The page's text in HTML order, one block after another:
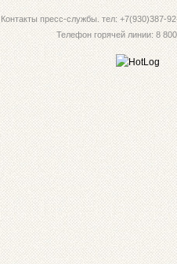
Контакты пресс-службы. тел: +7(930)387-
Телефон горячей линии: 8